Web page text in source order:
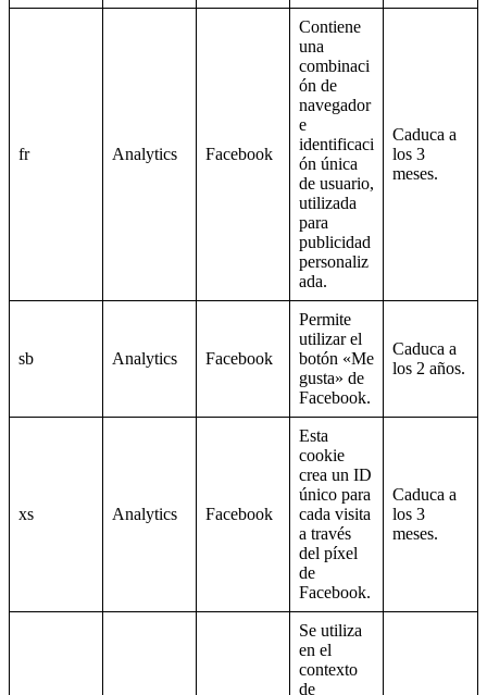
fr Analytics Facebook
Contiene
una
combinaci
ón de
navegador
e
identificaci
ón única
de usuario,
utilizada
para
publicidad
personaliz
ada.
Caduca a
los 3
meses.
sb Analytics Facebook
Permite
utilizar el
botón «Me
gusta» de
Facebook.
Caduca a
los 2 años.
xs Analytics Facebook
Esta
cookie
crea un ID
único para
cada visita
a través
del píxel
de
Facebook.
Caduca a
los 3
meses.
Se utiliza
en el
contexto
de